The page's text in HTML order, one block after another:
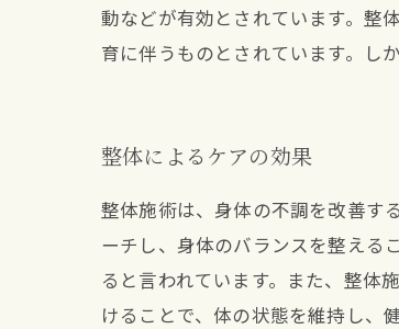
動などが有効とされています。整
育に伴うものとされています。し
整体によるケアの効果
整体施術は、身体の不調を改善す
ーチし、身体のバランスを整える
ると言われています。また、整体
けることで、体の状態を維持し、